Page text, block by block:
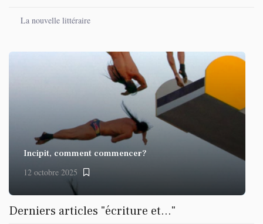
La nouvelle littéraire
Incipit, comment commencer?
12 octobre 2025
Derniers articles "écriture et..."